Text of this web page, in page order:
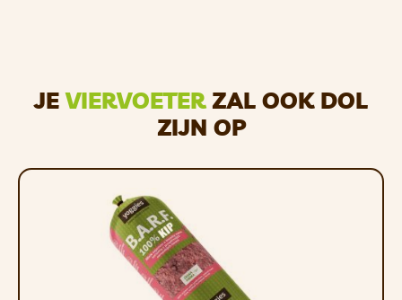
Thermoplastisch rubber
Groot: 18,9 x 13,6 x 12,6 cm diameter |
Gewicht: 430 g
Medium: 14,5 x 10,5 x 9,8 cm diameter |
Gewicht: 235 g
JEVIERVOETERZAL OOK DOL
ZIJN OP